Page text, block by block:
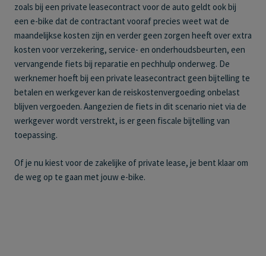
zoals bij een private leasecontract voor de auto geldt ook bij
een e-bike dat de contractant vooraf precies weet wat de
maandelijkse kosten zijn en verder geen zorgen heeft over extra
kosten voor verzekering, service- en onderhoudsbeurten, een
vervangende fiets bij reparatie en pechhulp onderweg. De
werknemer hoeft bij een private leasecontract geen bijtelling te
betalen en werkgever kan de reiskostenvergoeding onbelast
blijven vergoeden. Aangezien de fiets in dit scenario niet via de
werkgever wordt verstrekt, is er geen fiscale bijtelling van
toepassing.
Of je nu kiest voor de zakelijke of private lease, je bent klaar om
de weg op te gaan met jouw e-bike.